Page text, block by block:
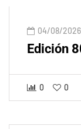
04/08/2026
Edición
0 0